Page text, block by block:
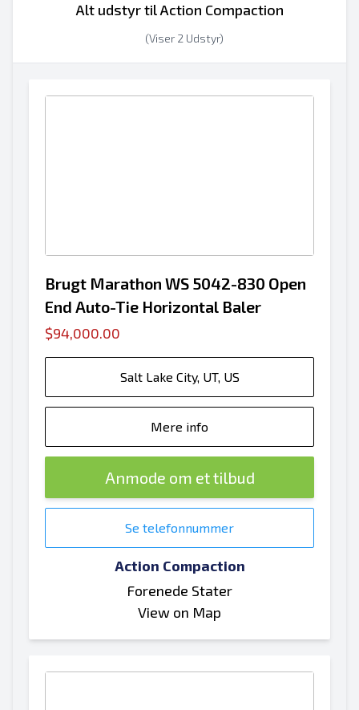
Alt udstyr til Action Compaction
(Viser 2 Udstyr)
Brugt Marathon WS 5042-830 Open
End Auto-Tie Horizontal Baler
$94,000.00
Salt Lake City, UT, US
Mere info
Anmode om et tilbud
Se telefonnummer
Action Compaction
Forenede Stater
View on Map